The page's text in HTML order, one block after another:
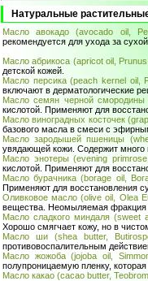
Натуральные
Масло авокадо (avocado oil,
рекомендуется для ухода за
Масло абрикоса (apricot oil,
детской кожей.
Масло персика (peach kernel oil,
включают в дерматологические
Масло семян черной
кислотой. Применяют для
Масло виноградных косточек
базового масла в смеси с
Масло зародышей пшеницы
увядающей кожи. Содержит
Масло энотеры (evening
кислотой. Применяют для
Масло бурачника (borage oil,
Применяют для восстановления
Оливковое масло (olive oil, Olea
вещества. Неомыляемая фракция
Масло сладкого миндаля (sweet
Хорошо смягчает кожу, но в
Масло ши (shea butter,
противовоспалительным
Масло жожоба (jojoba oil,
полупроницаемую пленку,
Масло какао (cacao butter,